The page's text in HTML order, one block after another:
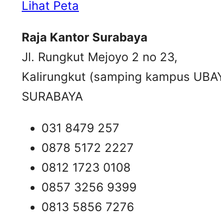
Lihat Peta
Raja Kantor Surabaya
Jl. Rungkut Mejoyo 2 no 23,
Kalirungkut (samping kampus
SURABAYA
031 8479 257
0878 5172 2227
0812 1723 0108
0857 3256 9399
0813 5856 7276